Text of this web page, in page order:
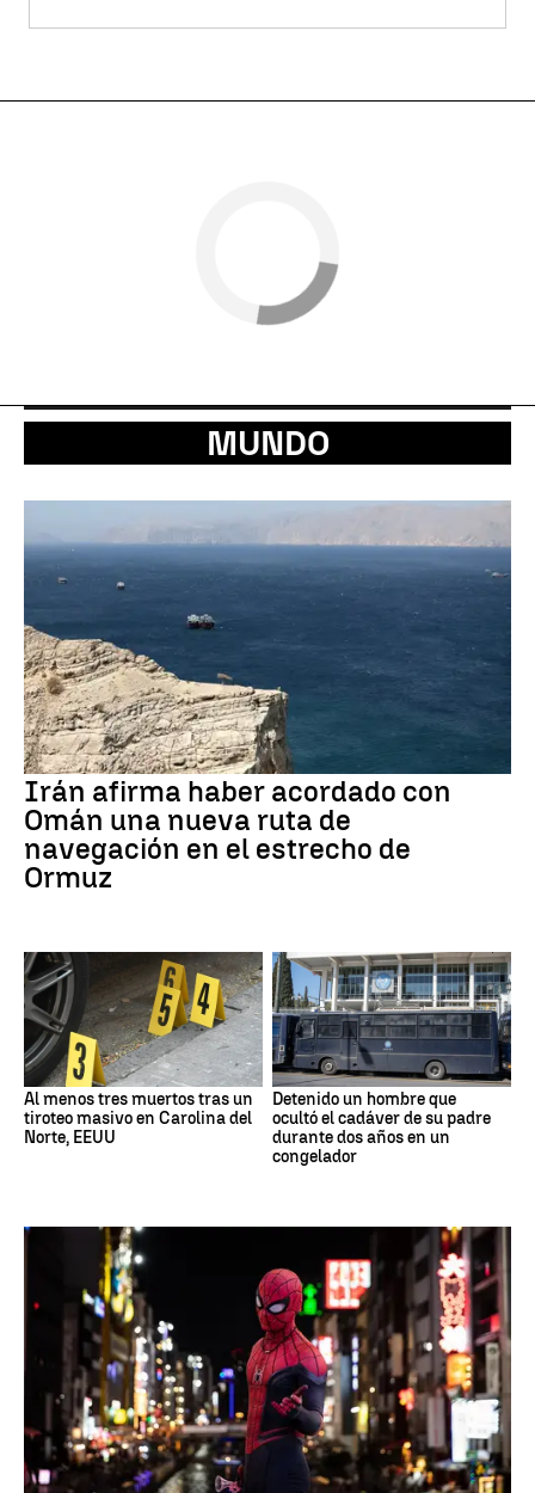
MUNDO
Irán afirma haber acordado con
Omán una nueva ruta de
navegación en el estrecho de
Ormuz
Al menos tres muertos tras un
tiroteo masivo en Carolina del
Norte, EEUU
Detenido un hombre que
ocultó el cadáver de su padre
durante dos años en un
congelador
Pedo Spiderman